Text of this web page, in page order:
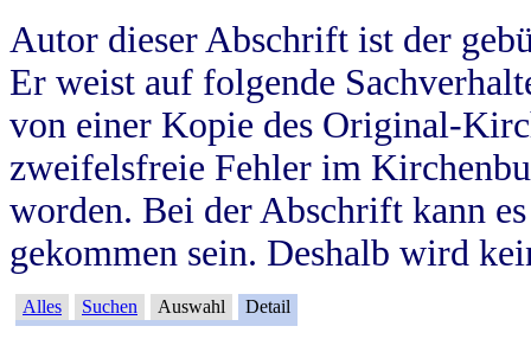
Autor dieser Abschrift ist der
Er weist auf folgende
von einer Kopie des Original-
zweifelsfreie Fehler im
worden. Bei der Abschrift kann
gekommen sein. Deshalb wird
Alles Suchen Auswahl Detail